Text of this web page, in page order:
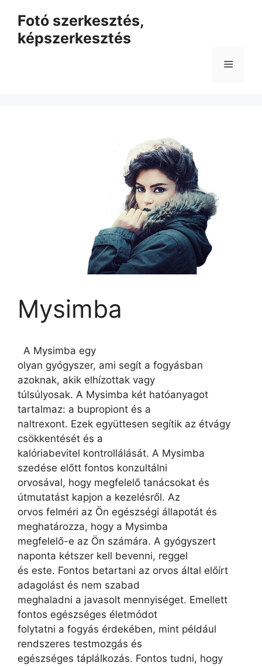
tartalomba
Fotó szerkesztés,
képszerkesztés
Menü
Mysimba
A Mysimba egy
olyan gyógyszer, ami segít a fogyásban
azoknak, akik elhízottak vagy
túlsúlyosak. A Mysimba két hatóanyagot
tartalmaz: a bupropiont és a
naltrexont. Ezek együttesen segítik az étvágy
csökkentését és a
kalóriabevitel kontrollálását. A Mysimba
szedése előtt fontos konzultálni
orvosával, hogy megfelelő tanácsokat és
útmutatást kapjon a kezelésről. Az
orvos felméri az Ön egészségi állapotát és
meghatározza, hogy a Mysimba
megfelelő-e az Ön számára. A gyógyszert
naponta kétszer kell bevenni, reggel
és este. Fontos betartani az orvos által előírt
adagolást és nem szabad
meghaladni a javasolt mennyiséget. Emellett
fontos egészséges életmódot
folytatni a fogyás érdekében, mint például
rendszeres testmozgás és
egészséges táplálkozás. Fontos tudni, hogy